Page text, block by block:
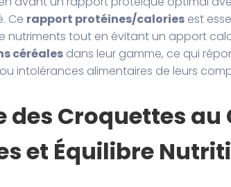
Ce rapport protéines/caloriesest
nutriments tout en évitant un apport
céréalesdans leur gamme, ce qui
intolérances alimentaires de leurs
des Croquettes au
et Équilibre